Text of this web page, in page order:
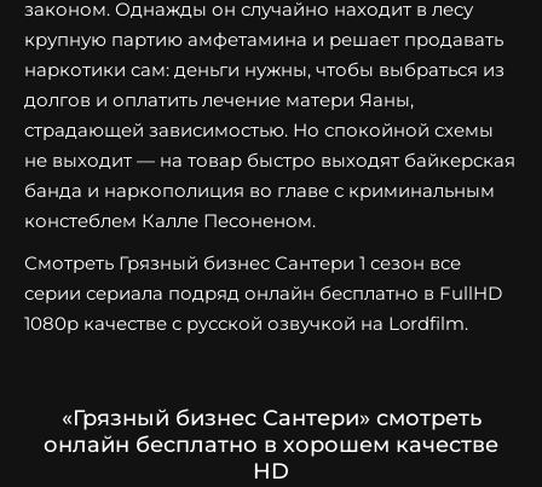
законом. Однажды он случайно находит в лесу
крупную партию амфетамина и решает продавать
наркотики сам: деньги нужны, чтобы выбраться из
долгов и оплатить лечение матери Яаны,
страдающей зависимостью. Но спокойной схемы
не выходит — на товар быстро выходят байкерская
банда и наркополиция во главе с криминальным
констеблем Калле Песоненом.
Смотреть Грязный бизнес Сантери 1 сезон все
серии сериала подряд онлайн бесплатно в FullHD
1080p качестве с русской озвучкой на Lordfilm.
«Грязный бизнес Сантери» смотреть
онлайн бесплатно в хорошем качестве
HD